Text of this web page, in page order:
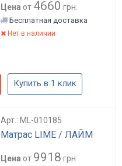
Цена от 4660 грн.
Бесплатная доставка
Нет в наличии
Купить в 1 клик
Арт.: ML-010185
Матрас LIME / ЛАЙМ
Цена от 9918 грн.